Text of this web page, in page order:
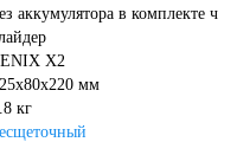
аккумулятора в комплекте ч
X2
мм
кг